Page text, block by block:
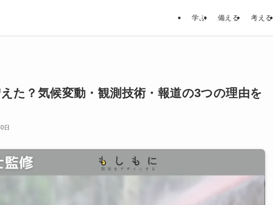
学ぶ 備える 考える
た？気候変動・観測技術・報道の3つの理由を
日